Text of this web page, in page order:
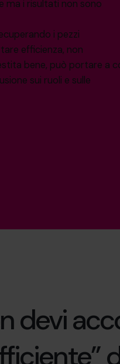
ma i risultati non sono
i pezzi
efficienza, non
bene, può portare a
sui ruoli e sulle
devi